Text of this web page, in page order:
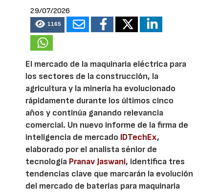
29/07/2026
1165
El mercado de la maquinaria eléctrica para
los sectores de la construcción, la
agricultura y la minería ha evolucionado
rápidamente durante los últimos cinco
años y continúa ganando relevancia
comercial. Un nuevo informe de la firma de
inteligencia de mercado IDTechEx,
elaborado por el analista sénior de
tecnología Pranav Jaswani, identifica tres
tendencias clave que marcarán la evolución
del mercado de baterías para maquinaria